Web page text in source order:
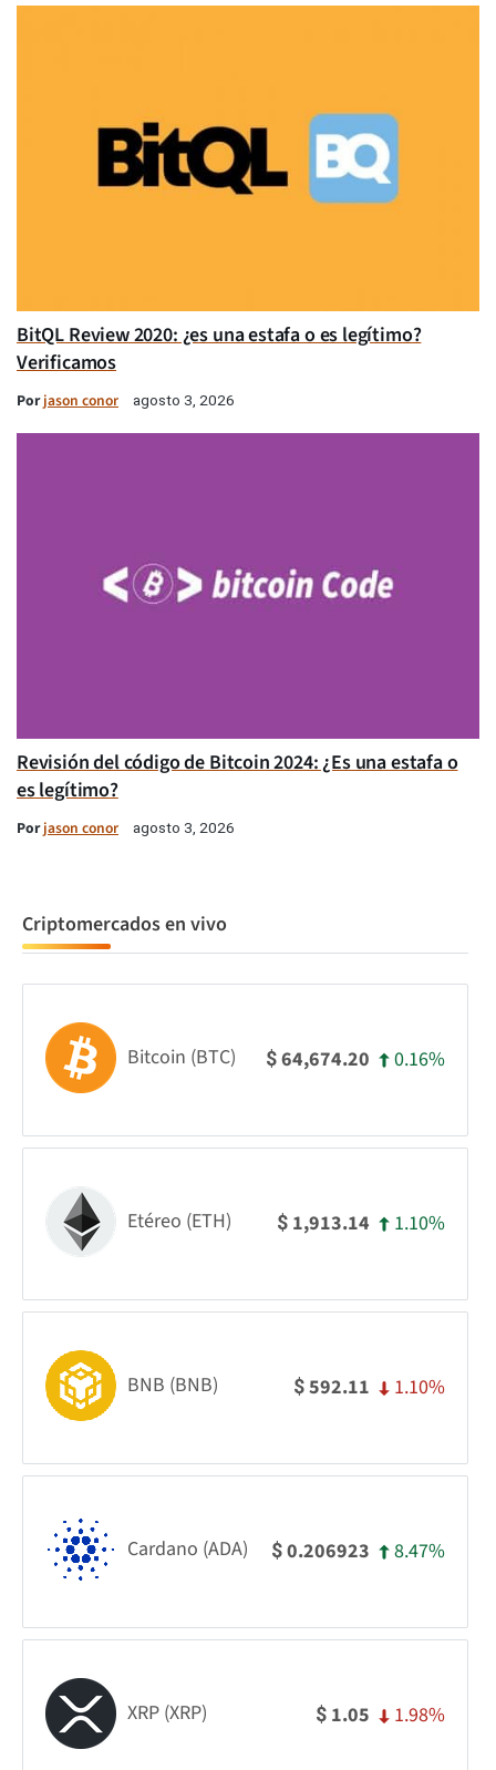
BitQL Review 2020: ¿es una estafa o es legítimo?
Verificamos
Porjason conor agosto 3, 2026
Revisión del código de Bitcoin 2024: ¿Es una estafa o
es legítimo?
Porjason conor agosto 3, 2026
Criptomercados en vivo
Bitcoin (BTC) $64,674.20 0.16%
Etéreo (ETH) $ 1,913.14 1.10%
BNB (BNB) $592.11 1.10%
Cardano (ADA) $0.206923 8.47%
XRP (XRP) $ 1.05 1.98%